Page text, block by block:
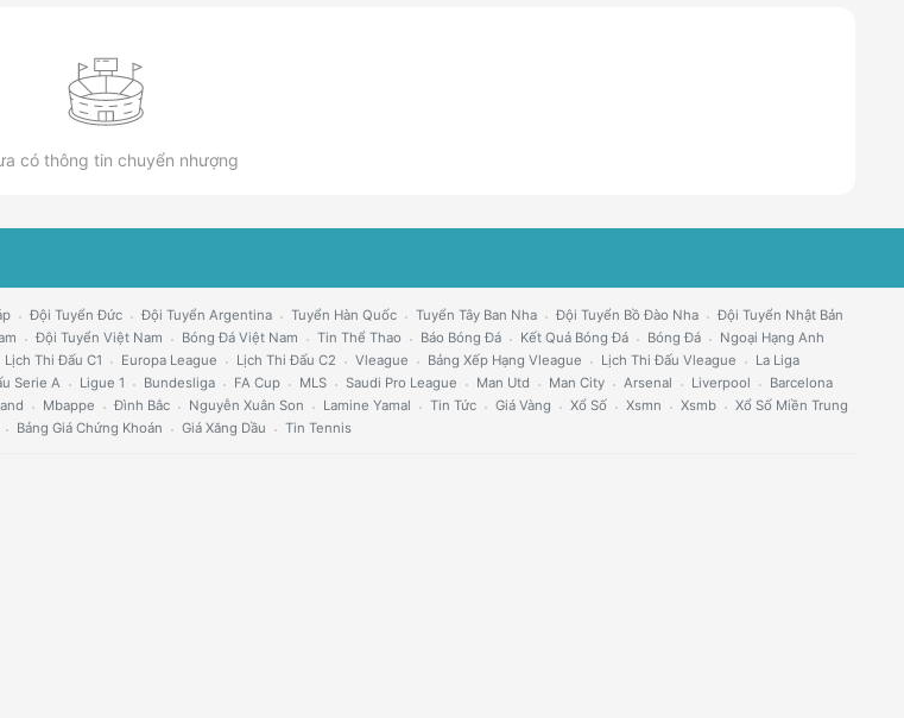
có thông tin chuyển nhượng
Đội Tuyển Đức Đội Tuyển Argentina Tuyển Hàn Quốc Tuyển Tây Ban Nha Đội Tuyển Bồ Đào Nha
Đội Tuyển Nhật Bản
Đội Tuyển Việt Nam Bóng Đá Việt Nam Tin Thể Thao Báo Bóng Đá Kết Quả Bóng Đá Bóng Đá
Ngoại Hạng Anh
Lịch Thi Đấu C1 Europa League Lịch Thi Đấu C2 Vleague Bảng Xếp Hạng Vleague Lịch Thi Đấu Vleague
La Liga
Serie A Ligue 1 Bundesliga FA Cup MLS Saudi Pro League Man Utd Man City Arsenal Liverpool
Barcelona
Mbappe Đình Bắc Nguyễn Xuân Son Lamine Yamal Tin Tức Giá Vàng Xổ Số Xsmn Xsmb
Xổ Số Miền Trung
Bảng Giá Chứng Khoán Giá Xăng Dầu Tin Tennis